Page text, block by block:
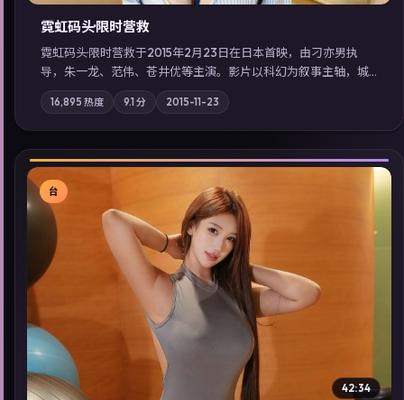
霓虹码头·限时营救
霓虹码头·限时营救于2015年2月23日在日本首映，由刁亦男执
导，朱一龙、范伟、苍井优等主演。影片以科幻为叙事主轴，城
市霓虹背后，有人用规则改写命运；摄影与配乐强化地域气质；
站内亦可通过「国产免费观看高清电视剧在线看」延展检索同类
型高分佳作，畅享高清在线追剧体验。
16,895 热度 9.1 分 2015-11-23
▶
台
42:34